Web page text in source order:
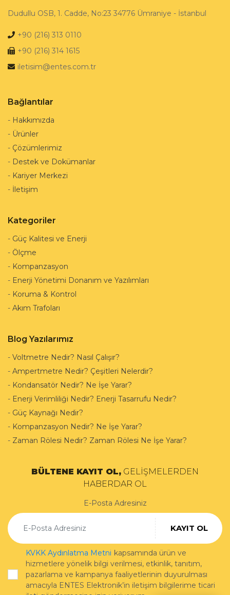
Dudullu OSB, 1. Cadde, No:23 34776 Ümraniye - İstanbul
+90 (216) 313 0110
+90 (216) 314 1615
iletisim@entes.com.tr
Bağlantılar
- Hakkımızda
- Ürünler
- Çözümlerimiz
- Destek ve Dokümanlar
- Kariyer Merkezi
- İletişim
Kategoriler
- Güç Kalitesi ve Enerji
- Ölçme
- Kompanzasyon
- Enerji Yönetimi Donanım ve Yazılımları
- Koruma & Kontrol
- Akım Trafoları
Blog Yazılarımız
- Voltmetre Nedir? Nasıl Çalışır?
- Ampertmetre Nedir? Çeşitleri Nelerdir?
- Kondansatör Nedir? Ne İşe Yarar?
- Enerji Verimliliği Nedir? Enerji Tasarrufu Nedir?
- Güç Kaynağı Nedir?
- Kompanzasyon Nedir? Ne İşe Yarar?
- Zaman Rölesi Nedir? Zaman Rölesi Ne İşe Yarar?
BÜLTENE KAYIT OL, GELİŞMELERDEN
HABERDAR OL
E-Posta Adresiniz
KAYIT OL
KVKK Aydınlatma Metni kapsamında ürün ve
hizmetlere yönelik bilgi verilmesi, etkinlik, tanıtım,
pazarlama ve kampanya faaliyetlerinin duyurulması
amacıyla ENTES Elektronik’in iletişim bilgilerime ticari